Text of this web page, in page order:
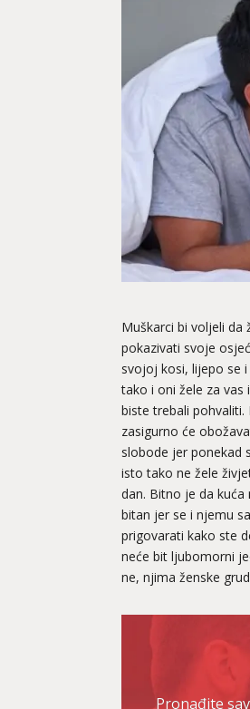
Muškarci bi voljeli
pokazivati svoje
svojoj kosi, lijepo se
tako i oni žele za
biste trebali
zasigurno će
slobode jer ponekad
isto tako ne žele
dan. Bitno je da kuća
bitan jer se i njemu
prigovarati kako ste
neće bit ljubomorni
ne, njima ženske
Pronađite